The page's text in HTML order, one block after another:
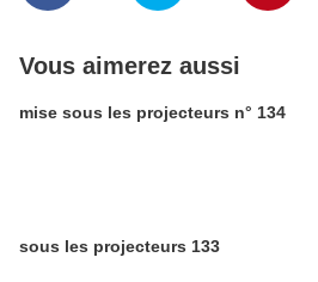
Vous aimerez aussi
mise sous les projecteurs n° 134
sous les projecteurs 133